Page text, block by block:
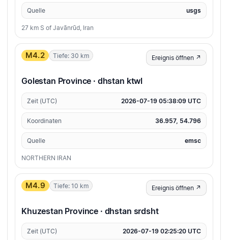
Quelle usgs
27 km S of Javānrūd, Iran
M4.2 Tiefe: 30 km Ereignis öffnen ↗
Golestan Province · dhstan ktwl
Zeit (UTC) 2026-07-19 05:38:09 UTC
Koordinaten 36.957, 54.796
Quelle emsc
NORTHERN IRAN
M4.9 Tiefe: 10 km Ereignis öffnen ↗
Khuzestan Province · dhstan srdsht
Zeit (UTC) 2026-07-19 02:25:20 UTC